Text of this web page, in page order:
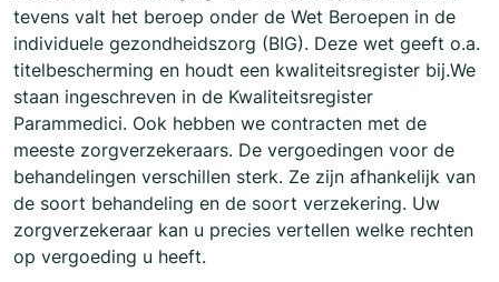
tevens valt het beroep onder de Wet Beroepen in de
individuele gezondheidszorg (BIG). Deze wet geeft o.a.
titelbescherming en houdt een kwaliteitsregister bij.We
staan ingeschreven in de Kwaliteitsregister
Parammedici. Ook hebben we contracten met de
meeste zorgverzekeraars. De vergoedingen voor de
behandelingen verschillen sterk. Ze zijn afhankelijk van
de soort behandeling en de soort verzekering. Uw
zorgverzekeraar kan u precies vertellen welke rechten
op vergoeding u heeft.